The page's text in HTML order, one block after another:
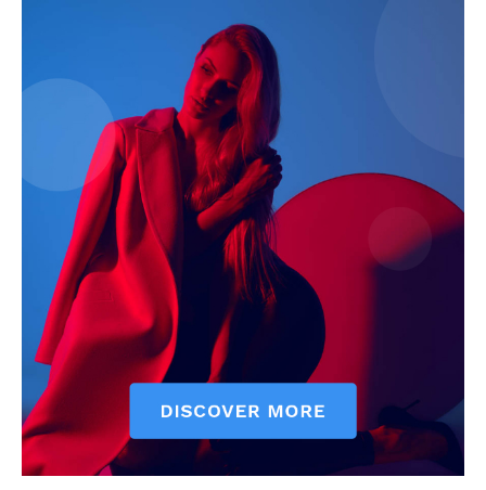
마이페이지
광고 및 제휴문의
구독자 의견
개인정보취급방침
청소년보호정책